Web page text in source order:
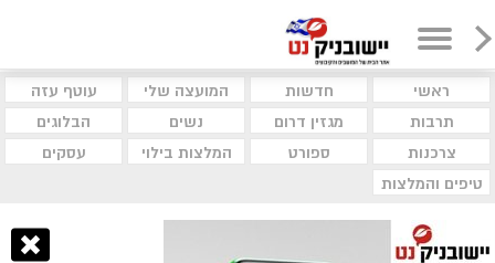
ראשי חדשות המועצה שלי
עוטף עזה
תרבות
מגזין דרום נשים
הבלוגים
צרכנות
ספורט המלצות בילוי
עסקים
טיפים והמלצות